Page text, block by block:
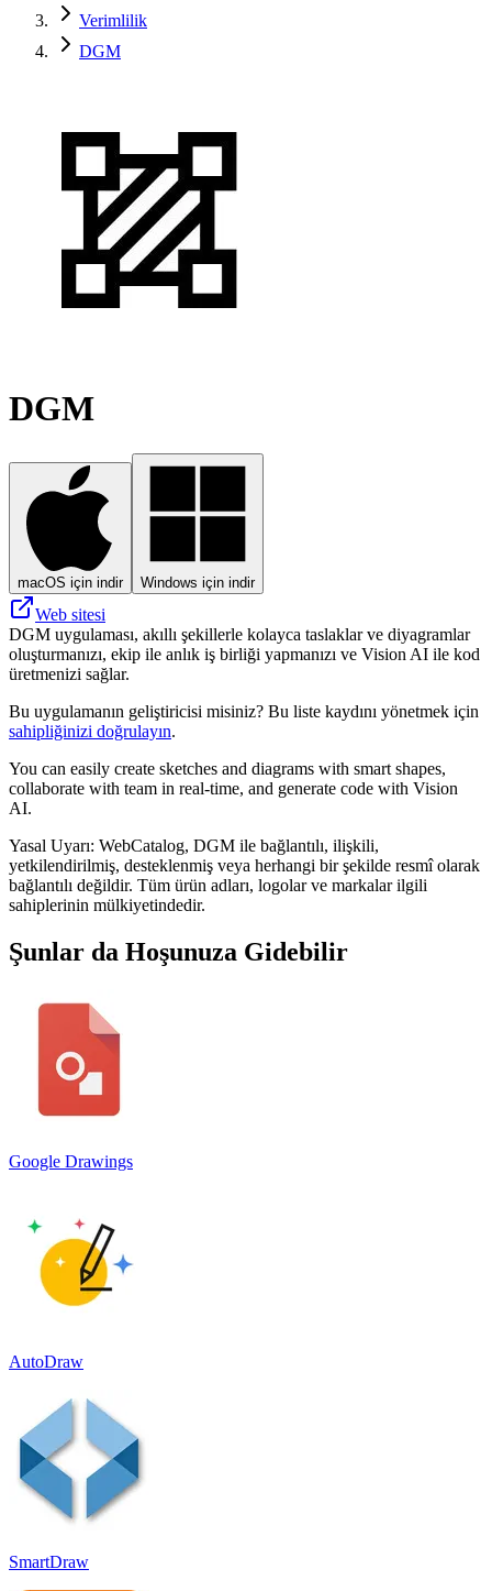
Verimlilik
DGM
DGM
macOS için indir Windows için indir
Web sitesi
DGM uygulaması, akıllı şekillerle kolayca taslaklar ve diyagramlar
oluşturmanızı, ekip ile anlık iş birliği yapmanızı ve Vision AI ile kod
üretmenizi sağlar.
Bu uygulamanın geliştiricisi misiniz? Bu liste kaydını yönetmek için
sahipliğinizi doğrulayın.
You can easily create sketches and diagrams with smart shapes,
collaborate with team in real-time, and generate code with Vision
AI.
Yasal Uyarı: WebCatalog, DGM ile bağlantılı, ilişkili,
yetkilendirilmiş, desteklenmiş veya herhangi bir şekilde resmî olarak
bağlantılı değildir. Tüm ürün adları, logolar ve markalar ilgili
sahiplerinin mülkiyetindedir.
Şunlar da Hoşunuza Gidebilir
Google Drawings
AutoDraw
SmartDraw